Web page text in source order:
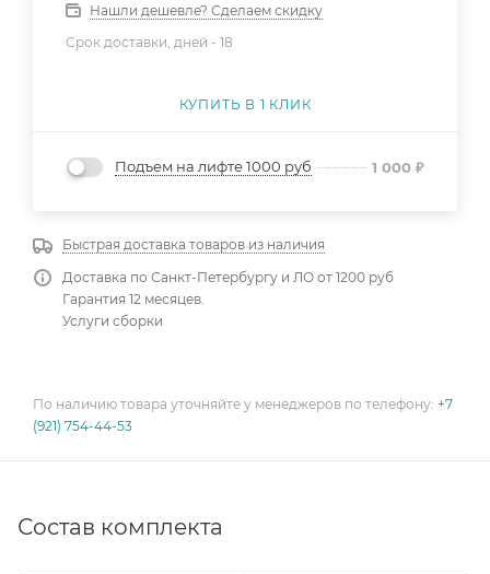
Нашли дешевле? Сделаем скидку
Срок доставки, дней - 18
КУПИТЬ В 1 КЛИК
Подъем на лифте 1000 руб 1 000 ₽
Быстрая доставка товаров из наличия
Доставка по Санкт-Петербургу и ЛО от 1200 руб
Гарантия 12 месяцев.
Услуги сборки
По наличию товара уточняйте у менеджеров по телефону: +7
(921) 754-44-53
Состав комплекта